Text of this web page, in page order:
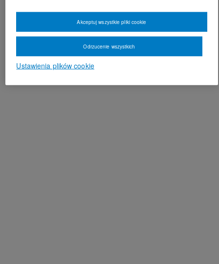
Ustawienia plików cookie
Odrzucenie wszystkich
Akceptuj wszystkie pliki cookie